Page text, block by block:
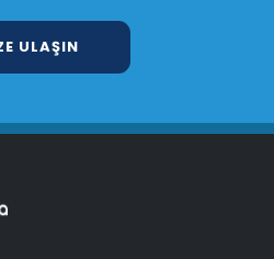
ULAŞIN